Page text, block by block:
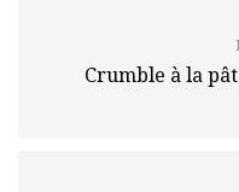
Crumble à la